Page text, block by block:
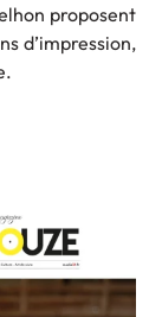
proposent
d’impression,